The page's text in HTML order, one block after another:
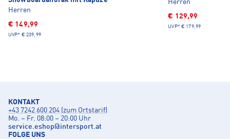
Herren
€ 149,99
UVP* € 239,99
Herren
€ 129,99
UVP* € 179,99
KONTAKT
+43 7242 600 204 (zum Ortstarif)
Mo. – Fr. 08:00 – 20:00 Uhr
service.eshop@intersport.at
FOLGE UNS